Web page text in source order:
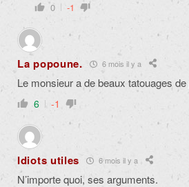
0 -1
La popoune. 6 mois il y a
Le monsieur a de beaux tatouages
6 -1
Idiots utiles 6 mois il y a
N’importe quoi, ses arguments.